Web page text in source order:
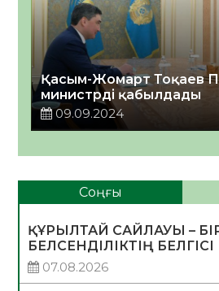
Қасым-Жомарт Тоқаев
министрді қабылдады
09.09.2024
Соңғы
ҚҰРЫЛТАЙ САЙЛАУЫ –
БЕЛСЕНДІЛІКТІҢ БЕЛГІСІ
07.08.2026